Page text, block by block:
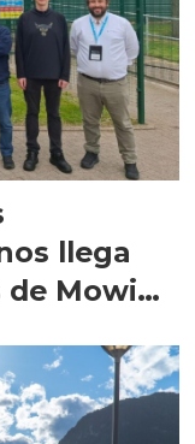
llega
de Mowi